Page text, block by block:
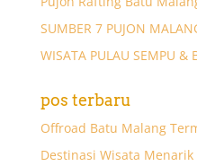
SUMBER 7 PUJON
WISATA PULAU SEMPU &
pos terbaru
Offroad Batu Malang
Destinasi Wisata